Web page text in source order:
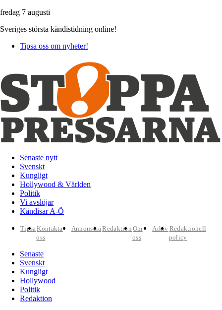
fredag 7 augusti
Sveriges största kändistidning online!
Tipsa oss om nyheter!
Senaste nytt
Svenskt
Kungligt
Hollywood & Världen
Politik
Vi avslöjar
Kändisar A-Ö
TipsaKontakta
oss
AnnonseraRedaktion Om
oss
Arkiv Redaktionell
policy
Senaste
Svenskt
Kungligt
Hollywood
Politik
Redaktion